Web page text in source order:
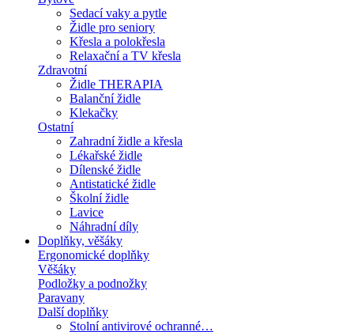
Sedací vaky a pytle
Židle pro seniory
Křesla a polokřesla
Relaxační a TV křesla
Zdravotní
Židle THERAPIA
Balanční židle
Klekačky
Ostatní
Zahradní židle a křesla
Lékařské židle
Dílenské židle
Antistatické židle
Školní židle
Lavice
Náhradní díly
Doplňky, věšáky
Ergonomické doplňky
Věšáky
Podložky a podnožky
Paravany
Další doplňky
Stolní antivirové ochranné…